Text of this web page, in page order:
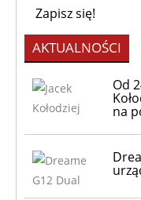
AKTUALNOŚCI
Od
na